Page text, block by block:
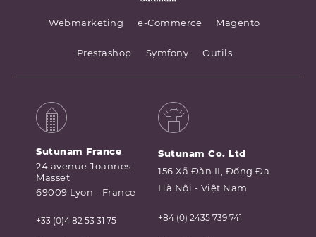
Webmarketing e-Commerce Magento
Prestashop Symfony Outils
Sutunam France
24 avenue Joannes
Masset
69009 Lyon - France
+33 (0)4 82 53 31 75
Sutunam Co. Ltd
156 Xã Đàn II, Đống Đa
Hà Nội - Việt Nam
+84 (0) 2435 739 741